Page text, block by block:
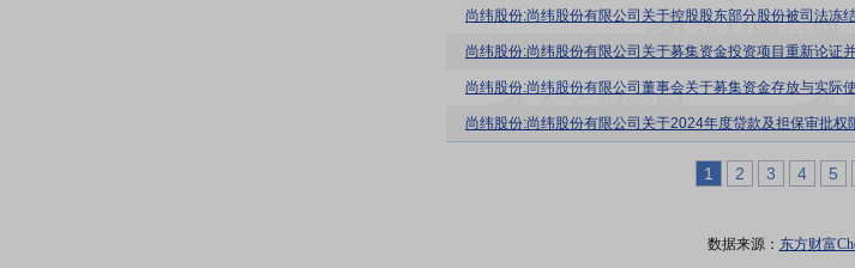
尚纬股份:尚纬股份有限公司关于控股股东部分股份被司法冻
尚纬股份:尚纬股份有限公司关于募集资金投资项目重新论证
尚纬股份:尚纬股份有限公司董事会关于募集资金存放与实际
尚纬股份:尚纬股份有限公司关于2024年度贷款及担保审批权
1 2 3 4 5
数据来源： 东方财富